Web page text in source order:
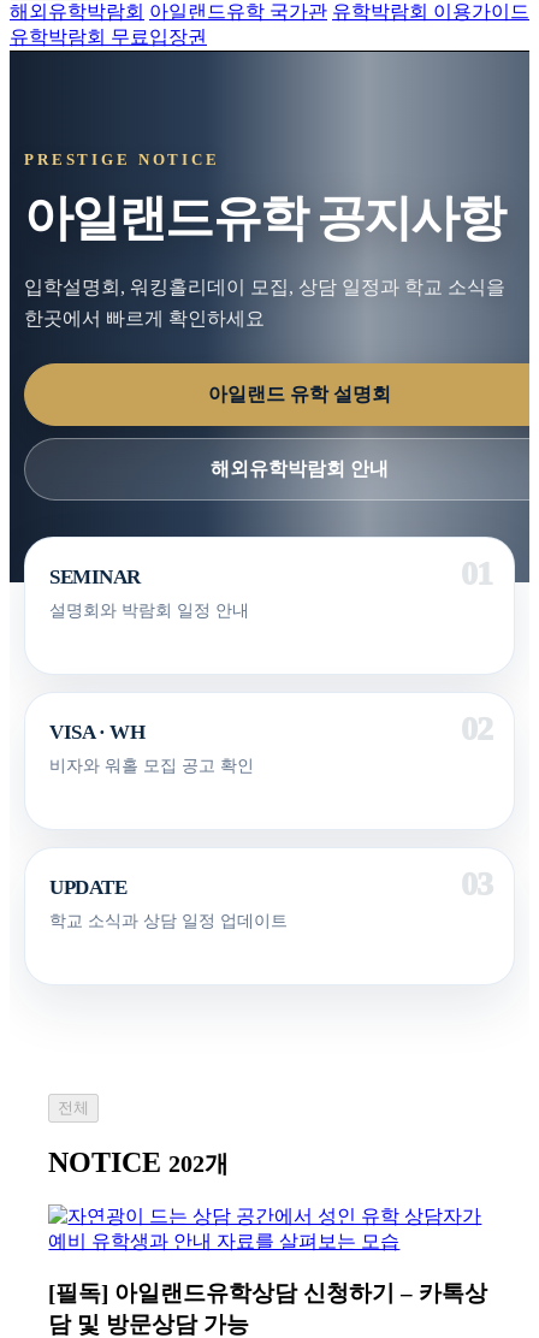
해외유학박람회 아일랜드유학 국가관 유학박람회 이용가이드
유학박람회 무료입장권
PRESTIGE NOTICE
아일랜드유학 공지사항
입학설명회, 워킹홀리데이 모집, 상담 일정과 학교 소식을
한곳에서 빠르게 확인하세요
아일랜드 유학 설명회
해외유학박람회 안내
SEMINAR
설명회와 박람회 일정 안내
VISA · WH
비자와 워홀 모집 공고 확인
UPDATE
학교 소식과 상담 일정 업데이트
전체
NOTICE202개
[필독] 아일랜드유학상담 신청하기 – 카톡상
담 및 방문상담 가능